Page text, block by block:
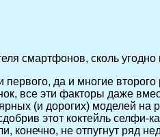
смартфонов, сколь
первого, да и многие
все эти факторы даже
(и дорогих) моделей на
этот коктейль
конечно, не отпугнут ряд